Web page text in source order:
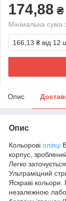
174,88 ₴
Мінімальна
166,13 ₴ від 12
Опис
Опис
Кольорові олівці
корпус,
Легко
Ультраміцний
Яскраві кольори.
незалежною